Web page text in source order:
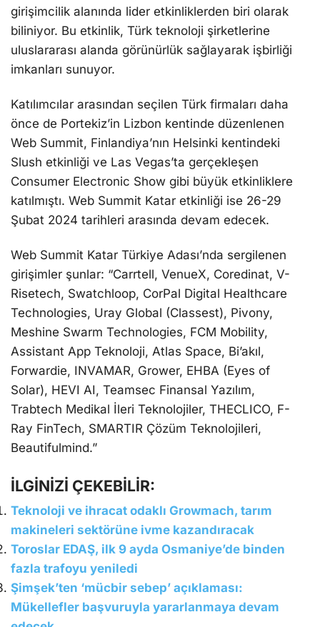
girişimcilik alanında lider etkinliklerden biri olarak
biliniyor. Bu etkinlik, Türk teknoloji şirketlerine
uluslararası alanda görünürlük sağlayarak işbirliği
imkanları sunuyor.
Katılımcılar arasından seçilen Türk firmaları daha
önce de Portekiz’in Lizbon kentinde düzenlenen
Web Summit, Finlandiya’nın Helsinki kentindeki
Slush etkinliği ve Las Vegas’ta gerçekleşen
Consumer Electronic Show gibi büyük etkinliklere
katılmıştı. Web Summit Katar etkinliği ise 26-29
Şubat 2024 tarihleri arasında devam edecek.
Web Summit Katar Türkiye Adası’nda sergilenen
girişimler şunlar: “Carrtell, VenueX, Coredinat, V-
Risetech, Swatchloop, CorPal Digital Healthcare
Technologies, Uray Global (Classest), Pivony,
Meshine Swarm Technologies, FCM Mobility,
Assistant App Teknoloji, Atlas Space, Bi’akıl,
Forwardie, INVAMAR, Grower, EHBA (Eyes of
Solar), HEVI AI, Teamsec Finansal Yazılım,
Trabtech Medikal İleri Teknolojiler, THECLICO, F-
Ray FinTech, SMARTIR Çözüm Teknolojileri,
Beautifulmind.”
İLGİNİZİ ÇEKEBİLİR:
Teknoloji ve ihracat odaklı Growmach, tarım
makineleri sektörüne ivme kazandıracak
Toroslar EDAŞ, ilk 9 ayda Osmaniye’de binden
fazla trafoyu yeniledi
Şimşek’ten ‘mücbir sebep’ açıklaması:
Mükellefler başvuruyla yararlanmaya devam